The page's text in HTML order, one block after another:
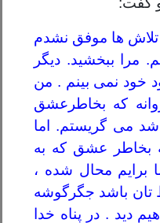
تلاش ها موفق نشدم
مرا ببخشید. دیگر
خود نمی بینم . من
که بخاطرعشق
می گریستم. اما
بخاطر عشق که به
برایم محال شده ،
باشد جگرگوشه
دید . در پناه خدا